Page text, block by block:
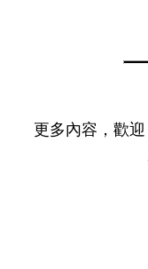
更多內容，歡迎